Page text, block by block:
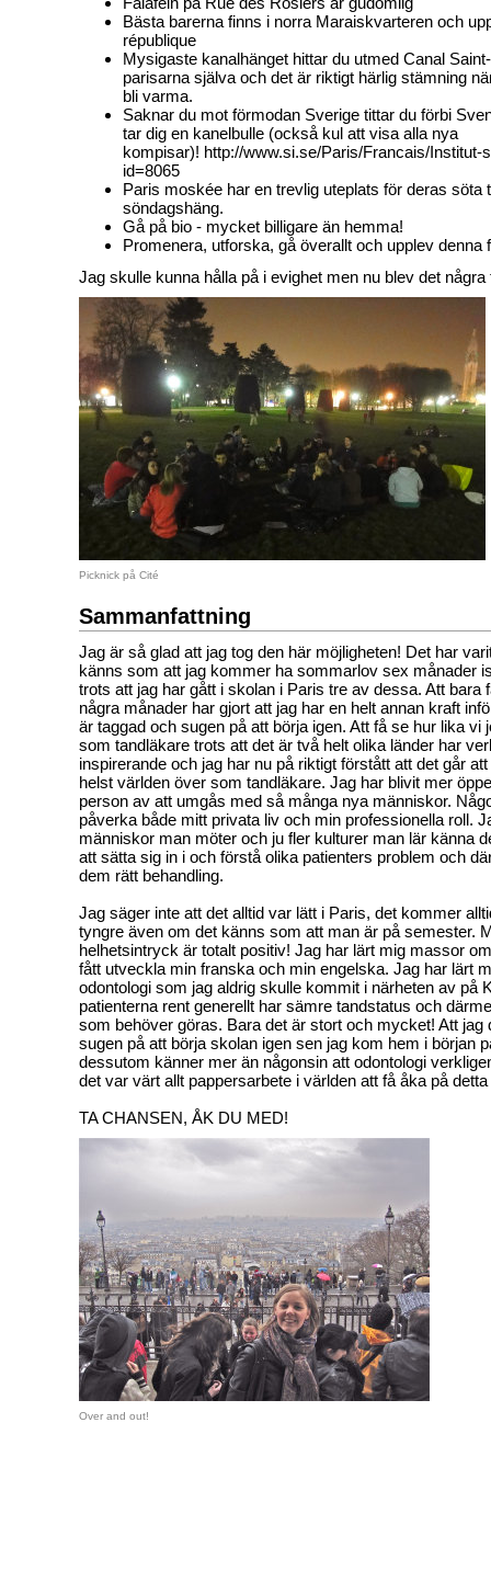
Bästa barerna finns i norra Maraiskvarteren och
république
Mysigaste kanalhänget hittar du utmed Canal
parisarna själva och det är riktigt härlig stämning
bli varma.
Saknar du mot förmodan Sverige tittar du förbi
tar dig en kanelbulle (också kul att visa alla nya
kompisar)! http://www.si.se/Paris/Francais/Institut-
id=8065
Paris moskée har en trevlig uteplats för deras söta
söndagshäng.
Gå på bio - mycket billigare än hemma!
Promenera, utforska, gå överallt och upplev denna
Jag skulle kunna hålla på i evighet men nu blev det några
Picknick på Cité
Sammanfattning
Jag är så glad att jag tog den här möjligheten! Det har
känns som att jag kommer ha sommarlov sex månader
trots att jag har gått i skolan i Paris tre av dessa. Att bara
några månader har gjort att jag har en helt annan kraft
är taggad och sugen på att börja igen. Att få se hur lika vi
som tandläkare trots att det är två helt olika länder har
inspirerande och jag har nu på riktigt förstått att det går
helst världen över som tandläkare. Jag har blivit mer
person av att umgås med så många nya människor.
påverka både mitt privata liv och min professionella roll.
människor man möter och ju fler kulturer man lär känna
att sätta sig in i och förstå olika patienters problem och
dem rätt behandling.
Jag säger inte att det alltid var lätt i Paris, det kommer
tyngre även om det känns som att man är på semester.
helhetsintryck är totalt positiv! Jag har lärt mig massor
fått utveckla min franska och min engelska. Jag har lärt
odontologi som jag aldrig skulle kommit i närheten av på
patienterna rent generellt har sämre tandstatus och
som behöver göras. Bara det är stort och mycket! Att jag
sugen på att börja skolan igen sen jag kom hem i början
dessutom känner mer än någonsin att odontologi
det var värt allt pappersarbete i världen att få åka på
TA CHANSEN, ÅK DU MED!
Over and out!